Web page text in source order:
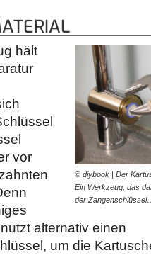
© diybook | Der
Ein Werkzeug, das
der
hält
vor
alternativ einen
um die